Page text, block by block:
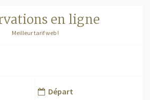
en ligne
Meilleur tarif web !